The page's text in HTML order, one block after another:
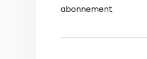
abonnement.